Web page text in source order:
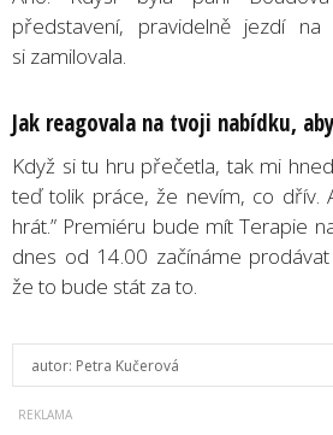
představení, pravidelně jezdí
si zamilovala.
Jak reagovala na tvoji nabídku,
Když si tu hru přečetla, tak mi
teď tolik práce, že nevím, co dřív.
hrát.” Premiéru bude mít Terapie
dnes od 14.00 začínáme
že to bude stát za to.
autor: Petra Kučerová